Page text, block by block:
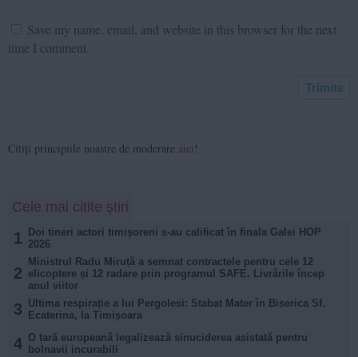
Save my name, email, and website in this browser for the next
time I comment.
Citiți principiile noastre de moderare aici!
Cele mai citite știri
1
Doi tineri actori timișoreni s-au calificat în finala Galei HOP
2026
2
Ministrul Radu Miruță a semnat contractele pentru cele 12
elicoptere și 12 radare prin programul SAFE. Livrările încep
anul viitor
3 Ultima respirație a lui Pergolesi: Stabat Mater în Biserica Sf.
Ecaterina, la Timișoara
4 O țară europeană legalizează sinuciderea asistată pentru
bolnavii incurabili